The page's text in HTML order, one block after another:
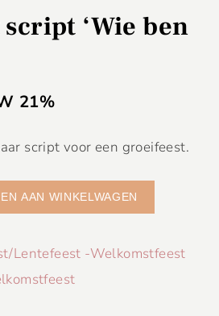
‘Wie ben
21%
script voor een groeifeest.
AAN WINKELWAGEN
Lentefeest -Welkomstfeest